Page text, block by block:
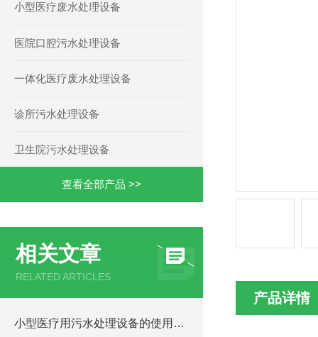
小型医疗废水处理设备
医院口腔污水处理设备
一体化医疗废水处理设备
诊所污水处理设备
卫生院污水处理设备
查看全部产品 >>
相关文章
RELATED ARTICLES
小型医疗用污水处理设备的使用注意事项
产品详情